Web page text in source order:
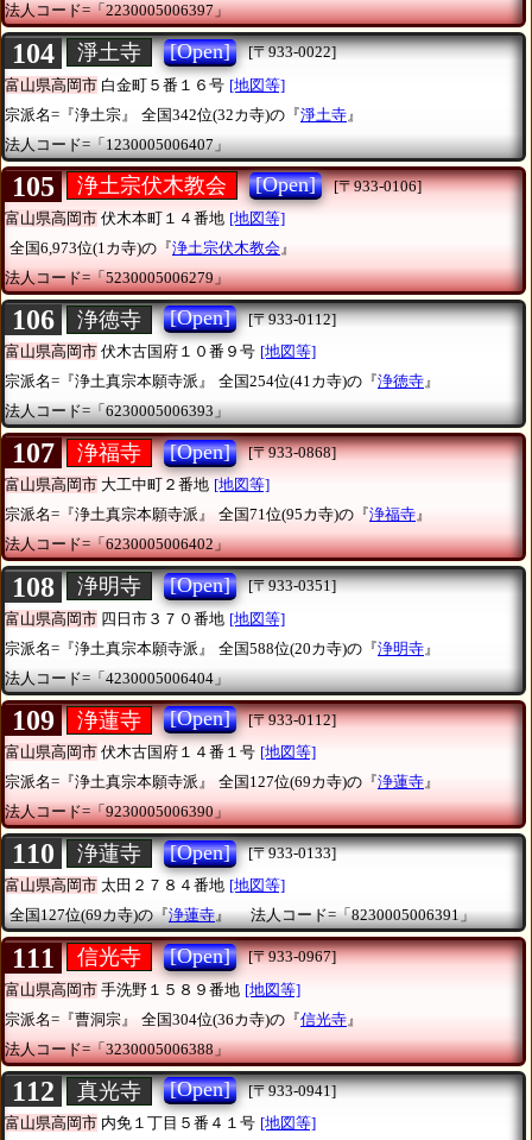
法人コード=「2230005006397」
104 淨土寺 [Open]
[〒933-0022]
富山県高岡市 白金町５番１６号 [地図等]
宗派名=『浄土宗』
全国342位(32カ寺)の『淨土寺 』
法人コード=「1230005006407」
105 浄土宗伏木教会 [Open]
[〒933-0106]
富山県高岡市 伏木本町１４番地 [地図等]
全国6,973位(1カ寺)の『浄土宗伏木教会 』
法人コード=「5230005006279」
106 浄徳寺 [Open]
[〒933-0112]
富山県高岡市 伏木古国府１０番９号 [地図等]
宗派名=『浄土真宗本願寺派』
全国254位(41カ寺)の『浄徳寺』
法人コード=「6230005006393」
107 浄福寺 [Open]
[〒933-0868]
富山県高岡市 大工中町２番地 [地図等]
宗派名=『浄土真宗本願寺派』
全国71位(95カ寺)の『浄福寺』
法人コード=「6230005006402」
108 浄明寺 [Open]
[〒933-0351]
富山県高岡市 四日市３７０番地 [地図等]
宗派名=『浄土真宗本願寺派』
全国588位(20カ寺)の『浄明寺 』
法人コード=「4230005006404」
109 浄蓮寺 [Open]
[〒933-0112]
富山県高岡市 伏木古国府１４番１号 [地図等]
宗派名=『浄土真宗本願寺派』
全国127位(69カ寺)の『浄蓮寺』
法人コード=「9230005006390」
110 浄蓮寺 [Open]
[〒933-0133]
富山県高岡市 太田２７８４番地 [地図等]
全国127位(69カ寺)の『浄蓮寺』 法人コード=「8230005006391」
111 信光寺 [Open]
[〒933-0967]
富山県高岡市 手洗野１５８９番地 [地図等]
宗派名=『曹洞宗』
全国304位(36カ寺)の『信光寺 』
法人コード=「3230005006388」
112 真光寺 [Open]
[〒933-0941]
富山県高岡市 内免１丁目５番４１号 [地図等]